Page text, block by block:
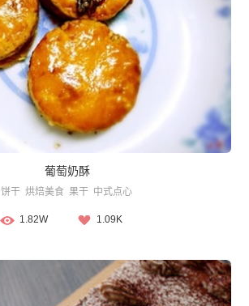
葡萄奶酥
饼干 烘焙美食 果干 中式点心
1.82W 1.09K